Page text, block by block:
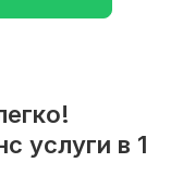
услуги в 1